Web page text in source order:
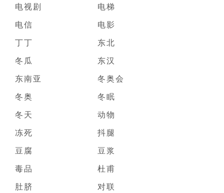
电视剧
电梯
电信
电影
丁丁
东北
冬瓜
东汉
东南亚
冬奥会
冬奥
冬眠
冬天
动物
冻死
抖腿
豆腐
豆浆
毒品
杜甫
肚脐
对联